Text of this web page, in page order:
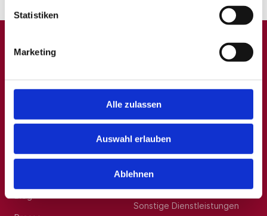
Statistiken
Marketing
Alle zulassen
Auswahl erlauben
Ablehnen
P Q
R S T U V W X Y Z 0-9
Beliebte Kategorien
Hilfskräfte, Aushilfs- und
Sonstige Dienstleistungen